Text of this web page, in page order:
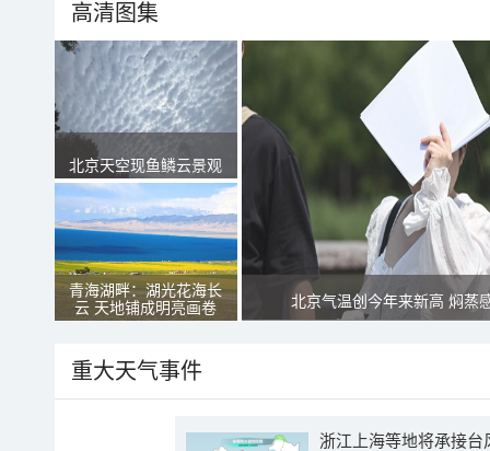
高清图集
北京天空现鱼鳞云景观
青海湖畔：湖光花海长
云 天地铺成明亮画卷
北京气温创今年来新高 焖蒸
重大天气事件
浙江上海等地将承接台